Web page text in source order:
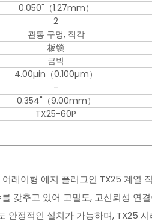
0.050"（1.27mm）
2
관통 구멍, 직각
板锁
금박
4.00µin（0.100µm）
-
0.354"（9.00mm）
TX25-60P
레이형 에지 플러그인 TX25 계열
갖추고 있어 고밀도, 고신뢰성 연
안정적인 설치가 가능하며, TX25